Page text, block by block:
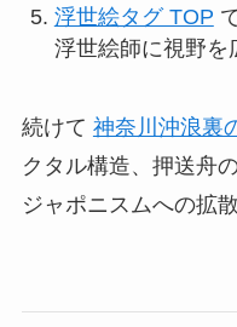
浮世絵タグ TOP
浮世絵師に視野を
続けて 神奈川沖浪裏
クタル構造、押送舟
ジャポニスムへの拡